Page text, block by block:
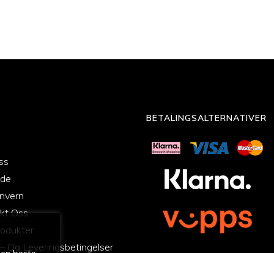
Oss
Og Leveringsbetingelser
BETALINGSALTERNATIVER